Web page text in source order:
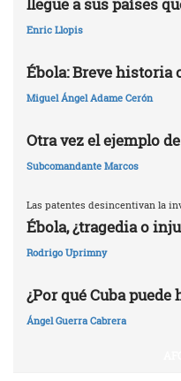
Enric Llopis
Ébola: Breve historia
Miguel Ángel Adame Cerón
Otra vez el ejemplo
Subcomandante Marcos
Las patentes desincentivan la
Ébola, ¿tragedia o
Rodrigo Uprimny
¿Por qué Cuba
Ángel Guerra Cabrera